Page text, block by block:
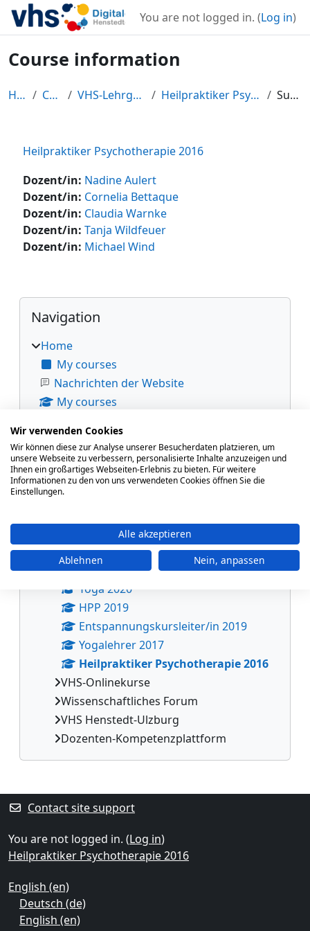
Skip to main content
You are not logged in. (Log in)
Course information
Home Courses VHS-Lehrgangszentrum Heilpraktiker Psychotherapie 2016 Summary
Heilpraktiker Psychotherapie 2016
Dozent/in: Nadine Aulert
Dozent/in: Cornelia Bettaque
Dozent/in: Claudia Warnke
Dozent/in: Tanja Wildfeuer
Dozent/in: Michael Wind
Blocks
Skip Navigation
Navigation
Home
My courses
Nachrichten der Website
My courses
VHS-Lehrgangszentrum
Yogalehrer/in 2026
Yogalehrer*in 2024 - 2025
Pilatestrainer*in 2021
EKL 2021
Systemische Beratung 2020/2021
Yoga 2020
HPP 2019
Entspannungskursleiter/in 2019
Yogalehrer 2017
Heilpraktiker Psychotherapie 2016
VHS-Onlinekurse
Wissenschaftliches Forum
VHS Henstedt-Ulzburg
Dozenten-Kompetenzplattform
Supplementary blocks
Contact site support
You are not logged in. (Log in)
Heilpraktiker Psychotherapie 2016
English ‎(en)‎
Deutsch ‎(de)‎
English ‎(en)‎
Wir verwenden Cookies
Wir können diese zur Analyse unserer Besucherdaten platzieren, um
unsere Webseite zu verbessern, personalisierte Inhalte anzuzeigen und
Ihnen ein großartiges Webseiten-Erlebnis zu bieten. Für weitere
Informationen zu den von uns verwendeten Cookies öffnen Sie die
Einstellungen.
Alle akzeptieren
Ablehnen
Nein, anpassen